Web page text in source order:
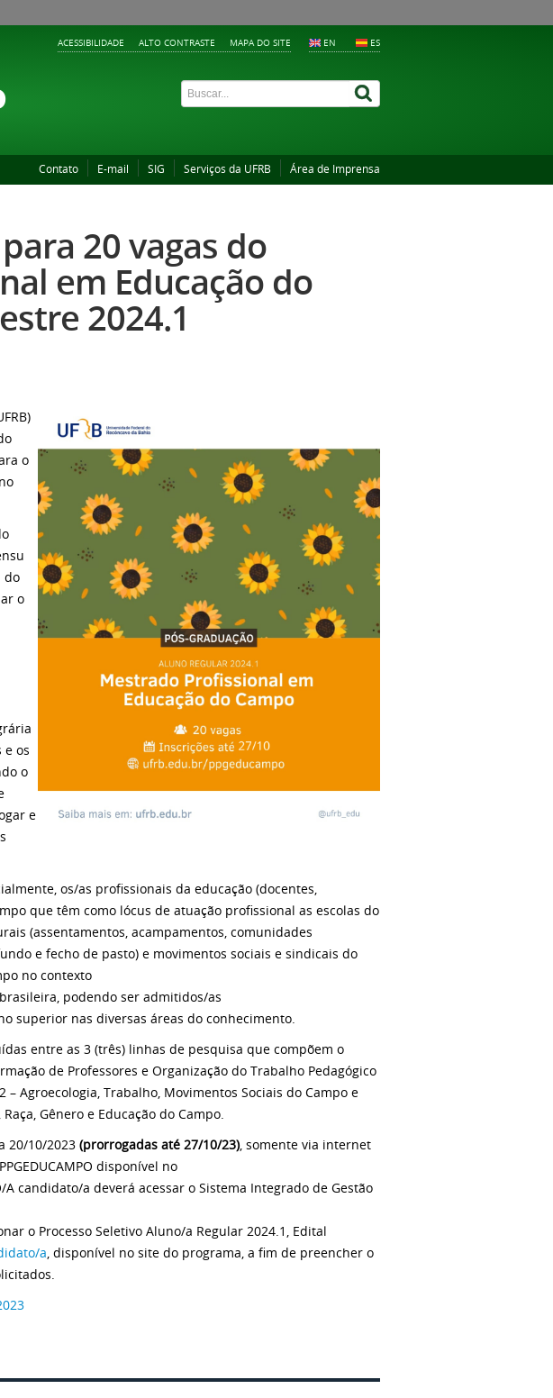
EN ES
ACESSIBILIDADE ALTO CONTRASTE MAPA DO SITE
Contato E-mail SIG Serviços da UFRB Área de Imprensa
20 vagas do
em Educação do
2024.1
o
do
o
e os
o
e
os/as profissionais da educação (docentes,
que têm como lócus de atuação profissional as escolas do
(assentamentos, acampamentos, comunidades
e fecho de pasto) e movimentos sociais e sindicais do
no contexto
podendo ser admitidos/as
superior nas diversas áreas do conhecimento.
entre as 3 (três) linhas de pesquisa que compõem o
de Professores e Organização do Trabalho Pedagógico
– Agroecologia, Trabalho, Movimentos Sociais do Campo e
Gênero e Educação do Campo.
20/10/2023 (prorrogadas até 27/10/23), somente via internet
disponível no
A candidato/a deverá acessar o Sistema Integrado de Gestão
o Processo Seletivo Aluno/a Regular 2024.1, Edital
a, disponível no site do programa, a fim de preencher o